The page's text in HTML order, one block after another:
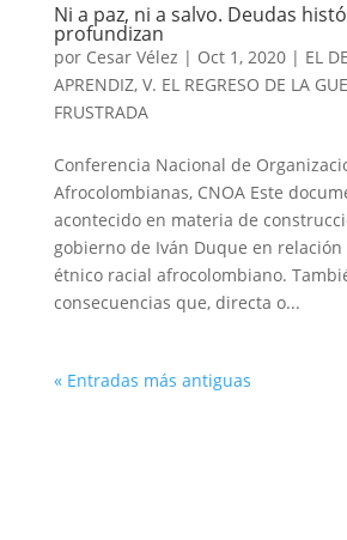
Ni a paz, ni a salvo. Deudas
profundizan
por Cesar Vélez | Oct 1, 2020| EL
APRENDIZ, V. EL REGRESO DE LA
FRUSTRADA
Conferencia Nacional de
Afrocolombianas, CNOA Este
acontecido en materia de
gobierno de Iván Duque en
étnico racial afrocolombiano.
consecuencias que, directa o...
« Entradas más antiguas